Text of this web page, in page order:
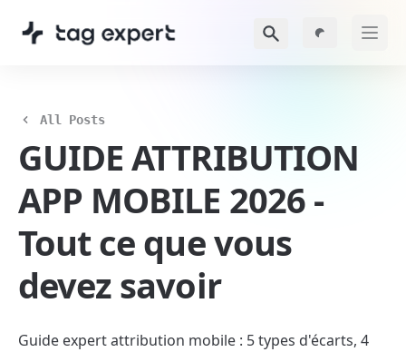
All Posts
GUIDE ATTRIBUTION
APP MOBILE 2026 -
Tout ce que vous
devez savoir
Guide expert attribution mobile : 5 types d'écarts, 4